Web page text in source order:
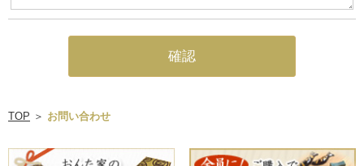
TOP ＞ お問い合わせ